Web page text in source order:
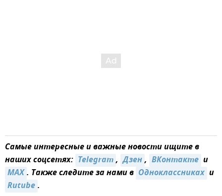
Самые интересные и важные новости ищите в
наших соцсетях: Telegram, Дзен, ВКонтакте и
MAX. Также следите за нами в Одноклассниках и
Rutube.